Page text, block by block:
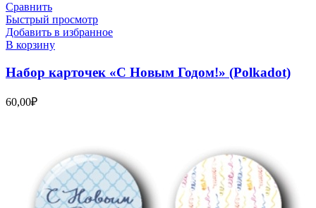
Сравнить
Быстрый просмотр
Добавить в избранное
В корзину
Набор карточек «С Новым Годом!» (Polkadot)
60,00₽